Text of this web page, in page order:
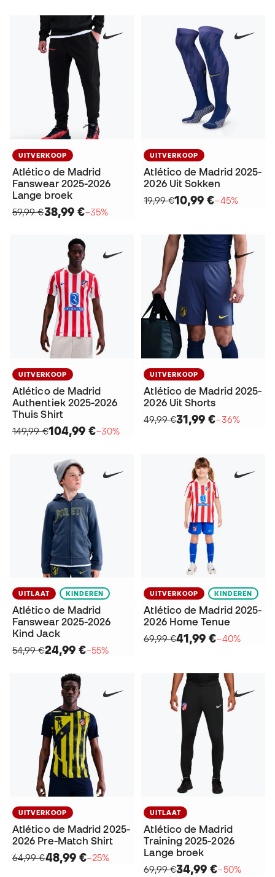
UITVERKOOP
Atlético de Madrid
Fanswear 2025-2026
Lange broek
59,99 €38,99 €−35%
UITVERKOOP
Atlético de Madrid 2025-
2026 Uit Sokken
19,99 €10,99 €−45%
UITVERKOOP
Atlético de Madrid
Authentiek 2025-2026
Thuis Shirt
149,99 €104,99 €−30%
UITVERKOOP
Atlético de Madrid 2025-
2026 Uit Shorts
49,99 €31,99 €−36%
UITLAAT KINDEREN
Atlético de Madrid
Fanswear 2025-2026
Kind Jack
54,99 €24,99 €−55%
UITVERKOOP KINDEREN
Atlético de Madrid 2025-
2026 Home Tenue
69,99 €41,99 €−40%
UITVERKOOP
Atlético de Madrid 2025-
2026 Pre-Match Shirt
64,99 €48,99 €−25%
UITLAAT
Atlético de Madrid
Training 2025-2026
Lange broek
69,99 €34,99 €−50%